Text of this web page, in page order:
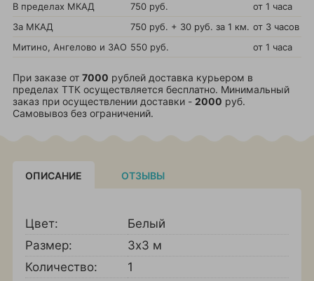
В пределах МКАД
750 руб.
от 1 часа
За МКАД
750 руб. + 30 руб. за 1 км. от 3 часов
Митино, Ангелово и ЗАО 550 руб. от 1 часа
При заказе от 7000 рублей доставка курьером в
пределах ТТК осуществляется бесплатно. Минимальный
заказ при осуществлении доставки - 2000 руб.
Самовывоз без ограничений.
ОПИСАНИЕ ОТЗЫВЫ
Цвет:
Белый
Размер:
3х3 м
Количество:
1